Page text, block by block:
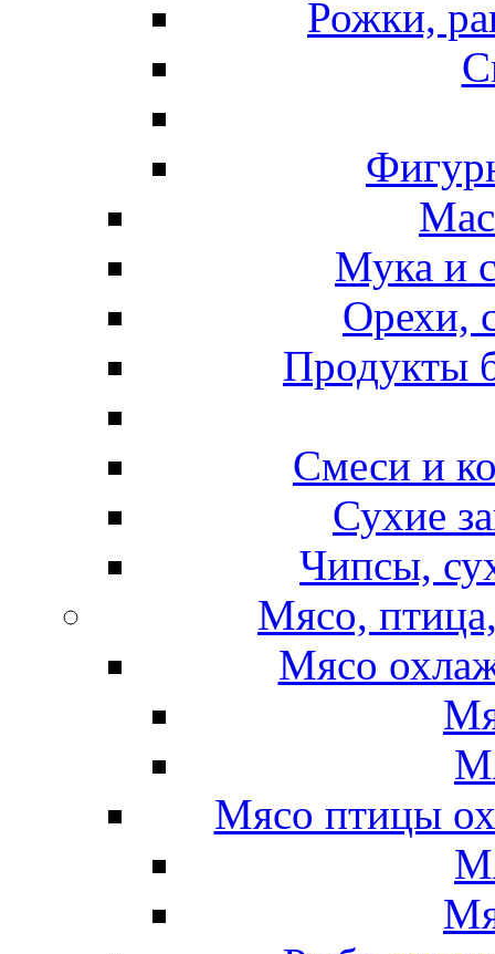
Рожки,
Мука и
Орехи,
Продукты
Смеси и
Сухие
Чипсы,
Мясо,
Мясо
Мясо птицы